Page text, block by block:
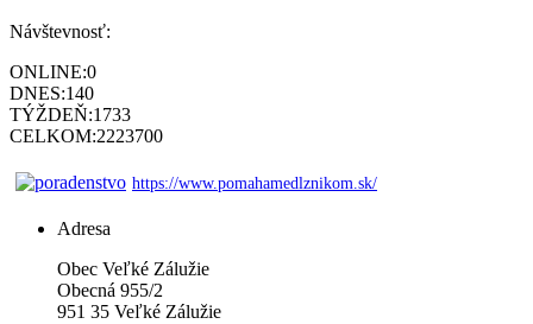
Návštevnosť:
ONLINE:0
DNES:140
TÝŽDEŇ:1733
CELKOM:2223700
https://www.pomahamedlznikom.sk/
Adresa
Obec Veľké Zálužie
Obecná 955/2
951 35 Veľké Zálužie